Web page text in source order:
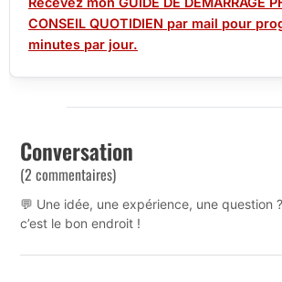
CONSEIL QUOTIDIEN par mail pour
minutes par jour.
Conversation
(2 commentaires)
💬 Une idée, une expérience, une question
c’est le bon endroit !